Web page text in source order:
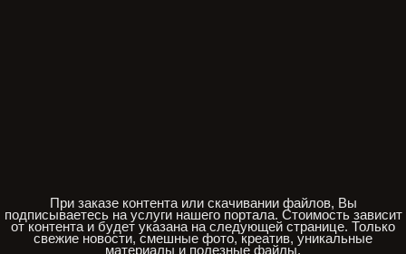
При заказе контента или скачивании файлов, Вы
подписываетесь на услуги нашего портала. Стоимость зависит
от контента и будет указана на следующей странице. Только
свежие новости, смешные фото, креатив, уникальные
материалы и полезные файлы.